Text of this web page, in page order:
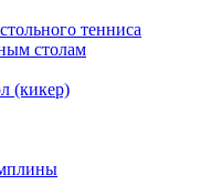
тенниса
столам
(кикер)